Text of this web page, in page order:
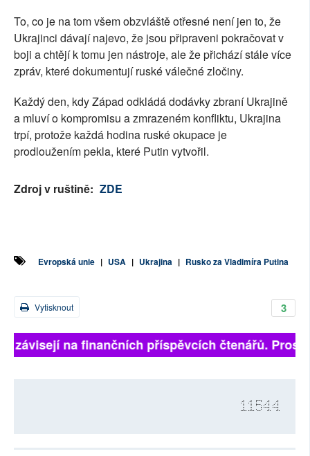
To, co je na tom všem obzvláště otřesné není jen to, že
Ukrajinci dávají najevo, že jsou připraveni pokračovat v
boji a chtějí k tomu jen nástroje, ale že přichází stále více
zpráv, které dokumentují ruské válečné zločiny.
Každý den, kdy Západ odkládá dodávky zbraní Ukrajině
a mluví o kompromisu a zmrazeném konfliktu, Ukrajina
trpí, protože každá hodina ruské okupace je
prodloužením pekla, které Putin vytvořil.
Zdroj v ruštině: ZDE
Evropská unie | USA | Ukrajina | Rusko za Vladimíra Putina
3
Vytisknout
závisejí na finančních příspěvcích čtenářů.
11544